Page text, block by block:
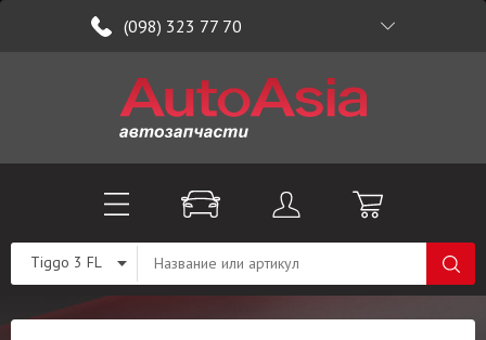
(098) 323 77 70
Tiggo 3 FL